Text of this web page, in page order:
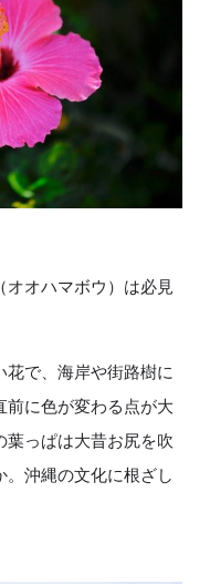
オオハマボウ）は必見
で、海岸や街路樹に
前に色が変わる点が大
葉っぱは大昔お尻を吹
。沖縄の文化に根ざし